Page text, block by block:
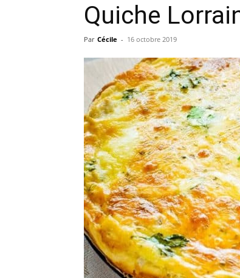
Quiche
Par Cécile - 16 octobre 2019